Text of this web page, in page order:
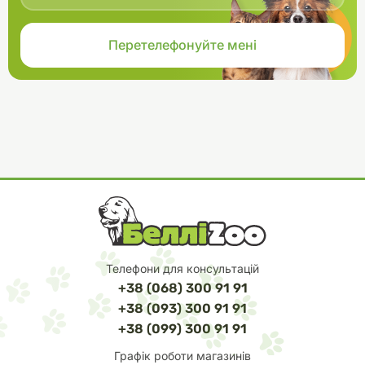
Телефони для консультацій
+38 (068) 300 91 91
+38 (093) 300 91 91
+38 (099) 300 91 91
Графік роботи магазинів